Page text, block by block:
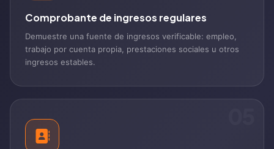
Comprobante de ingresos regulares
Demuestre una fuente de ingresos verificable: empleo,
trabajo por cuenta propia, prestaciones sociales u otros
ingresos estables.